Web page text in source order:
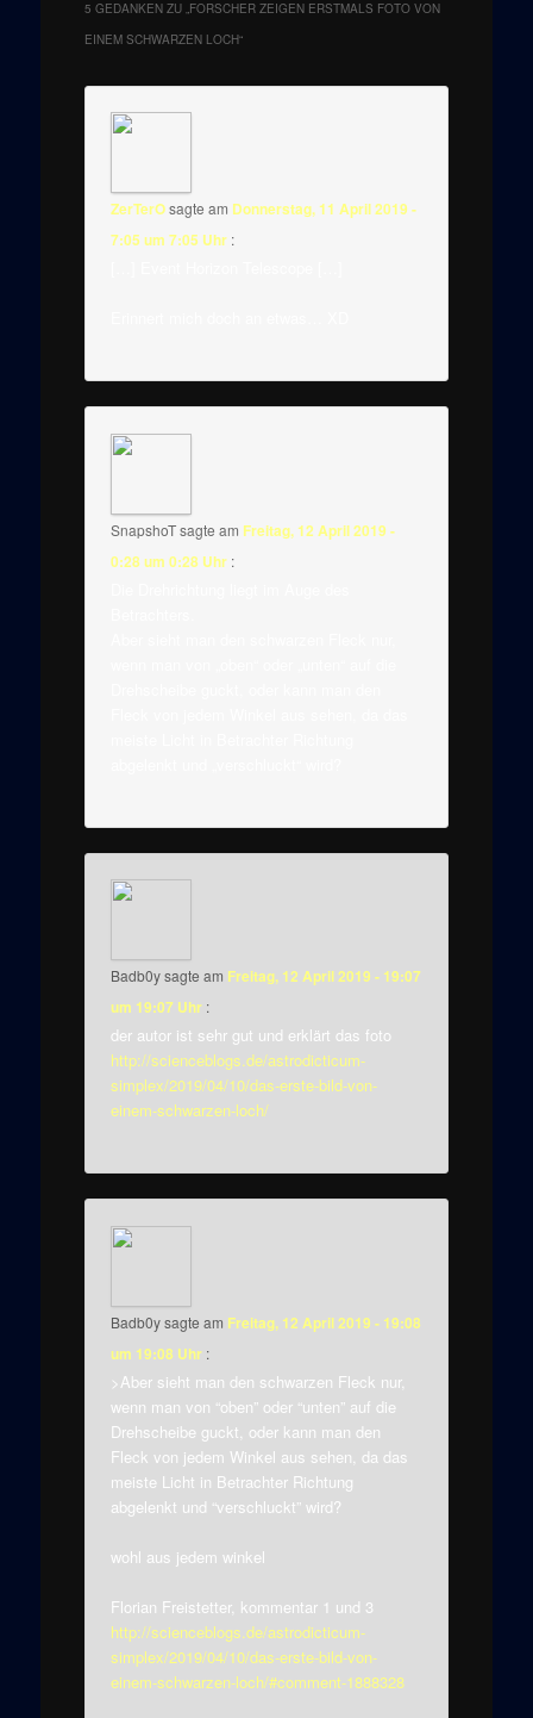
5 GEDANKEN ZU „ FORSCHER ZEIGEN ERSTMALS FOTO VON
EINEM SCHWARZEN LOCH“
ZerTerOsagte am Donnerstag, 11 April 2019 -
7:05 um 7:05 Uhr :
SnapshoTsagte am Freitag, 12 April 2019 -
0:28 um 0:28 Uhr :
Badb0ysagte am Freitag, 12 April 2019 - 19:07
um 19:07 Uhr :
der autor ist sehr gut und erklärt das foto
http://scienceblogs.de/astrodicticum-
simplex/2019/04/10/das-erste-bild-von-
einem-schwarzen-loch/
Badb0ysagte am Freitag, 12 April 2019 - 19:08
um 19:08 Uhr :
>Aber sieht man den schwarzen Fleck nur,
wenn man von “oben” oder “unten” auf die
Drehscheibe guckt, oder kann man den
Fleck von jedem Winkel aus sehen, da das
meiste Licht in Betrachter Richtung
abgelenkt und “verschluckt” wird?
wohl aus jedem winkel
Florian Freistetter, kommentar 1 und 3
http://scienceblogs.de/astrodicticum-
simplex/2019/04/10/das-erste-bild-von-
einem-schwarzen-loch/#comment-1888328